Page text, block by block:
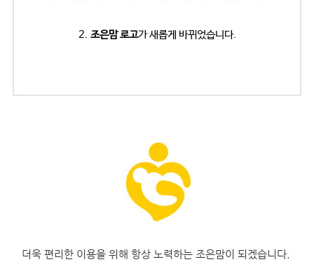
2. 조은맘 로고가 새롭게 바뀌었습니다.
더욱 편리한 이용을 위해 항상 노력하는 조은맘이 되겠습니다.